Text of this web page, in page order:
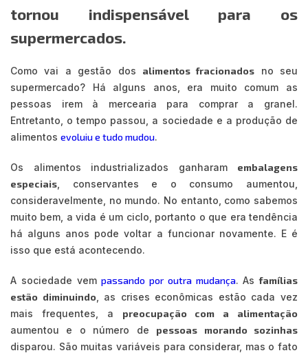
tornou indispensável para os
supermercados.
Como vai a gestão dos alimentos fracionados no seu
supermercado? Há alguns anos, era muito comum as
pessoas irem à mercearia para comprar a granel.
Entretanto, o tempo passou, a sociedade e a produção de
alimentos evoluiu e tudo mudou.
Os alimentos industrializados ganharam embalagens
especiais , conservantes e o consumo aumentou,
consideravelmente, no mundo. No entanto, como sabemos
muito bem, a vida é um ciclo, portanto o que era tendência
há alguns anos pode voltar a funcionar novamente. E é
isso que está acontecendo.
A sociedade vempassando por outra mudança. Asfamílias
estão diminuindo, as crises econômicas estão cada vez
mais frequentes, a preocupação com a alimentação
aumentou e o número de pessoas morando sozinhas
disparou. São muitas variáveis para considerar, mas o fato